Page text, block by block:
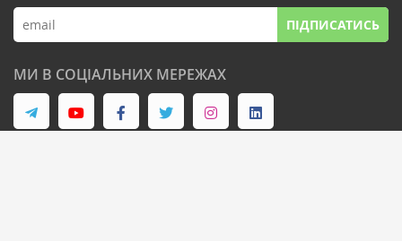
ПІДПИСАТИСЬ
МИ В СОЦІАЛЬНИХ МЕРЕЖАХ